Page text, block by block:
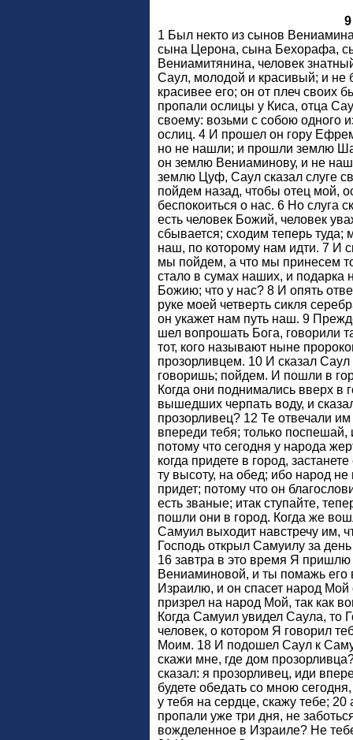
9
1 Был некто из сынов
сына Церона, сына Бехорафа,
Вениамитянина, человек
Саул, молодой и красивый; и не
красивее его; он от плеч своих
пропали ослицы у Киса, отца
своему: возьми с собою одного
ослиц. 4 И прошел он гору
но не нашли; и прошли землю
он землю Вениаминову, и не
землю Цуф, Саул сказал слуге
пойдем назад, чтобы отец мой,
беспокоиться о нас. 6 Но слуга
есть человек Божий, человек
сбывается; сходим теперь туда;
наш, по которому нам идти. 7 И
мы пойдем, а что мы принесем
стало в сумах наших, и подарка
Божию; что у нас? 8 И опять
руке моей четверть сикля
он укажет нам путь наш. 9
шел вопрошать Бога, говорили
тот, кого называют ныне
прозорливцем. 10 И сказал
говоришь; пойдем. И пошли в
Когда они поднимались вверх в
вышедших черпать воду, и
прозорливец? 12 Те отвечали им
впереди тебя; только
потому что сегодня у народа
когда придете в город,
ту высоту, на обед; ибо народ не
придет; потому что он
есть званые; итак ступайте,
пошли они в город. Когда же
Самуил выходит навстречу им,
Господь открыл Самуилу за
16 завтра в это время Я пришлю
Вениаминовой, и ты помажь его
Израилю, и он спасет народ
призрел на народ Мой, так как
Когда Самуил увидел Саула, то
человек, о котором Я говорил
Моим. 18 И подошел Саул к
скажи мне, где дом
сказал: я прозорливец, иди
будете обедать со мною
у тебя на сердце, скажу тебе;
пропали уже три дня, не
вожделенное в Израиле? Не